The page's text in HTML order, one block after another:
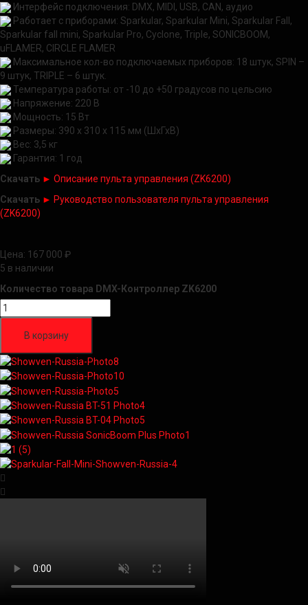
Интерфейс подключения: DMX, MIDI, USB, CAN, аудио
Работает с приборами: Sparkular, Sparkular Mini, Sparkular Fall,
Sparkular fall mini, Sparkular Pro, Cyclone, Triple, SONICBOOM,
uFLAMER, CIRCLE FLAMER
Максимальное кол-во подключаемых приборов: 18 штук, SPIN –
9 штук, TRIPLE – 6 штук.
Температура работы: от -10 до +50 градусов по цельсию
Напряжение: 220 В
Мощность: 15 Вт
Размеры: 390 х 310 х 115 мм (ШхГхВ)
Вес: 3,5 кг
Гарантия: 1 год
Скачать ► Описание пульта управления (ZK6200)
Скачать ► Руководство пользователя пульта управления
(ZK6200)
Цена: 167 000 ₽
5 в наличии
Количество товара DMX-Контроллер ZK6200
В корзину